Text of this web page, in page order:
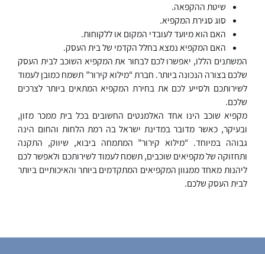
שיטת ההקפאה.
סוג סגירת המקפיא.
האם הוא מיועד לעובדי המקום או ללקוחות.
האם המקפיא נמצא בחלל הקדמי של בית העסק.
המשתנים הללו, יאפשרו לכם לבחור את המקפיא השוכב לבית העסק
שלכם בצורה הנכונה ביותר. חברת “מילוא קירור” תשמח כמובן לעמוד
לשירותכם ולסייע לכם את בחירת המקפיא המתאים ביותר לצרכים
שלכם.
מקפיא שוכב הינו אחד האלמנטים החשובים בכל בית ממכר מזון,
ובעיקר, כאשר מדובר במדינת ישראל בה רמת הלחות והחום הינה
גבוהה במיוחד. “מילוא קירור” המתמחה ביבוא, שיווק, התקנה
ותחזוקה של מקפיאים שוכבים, תשמח לעמוד לשירותכם ולאפשר לכם
ליהנות מאחד ממגוון המקפיאים המתקדמים ביותר והאיכותיים ביותר
לבית העסק שלכם.